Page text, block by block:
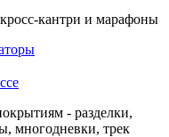
кантри и марафоны
- разделки,
многодневки, трек